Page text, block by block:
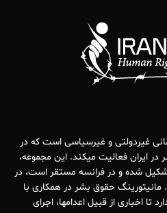
غیردولتی و غیرسیاسی است که در
ایران فعالیت میکند. این مجموعه،
شده و در فرانسه مستقر است، در
نمود. مانیتورینگ حقوق بشر در همکاری با
اخباری از قبیل اعدامها، اجرای